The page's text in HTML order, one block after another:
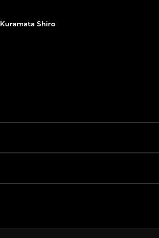
Kuramata Shiro